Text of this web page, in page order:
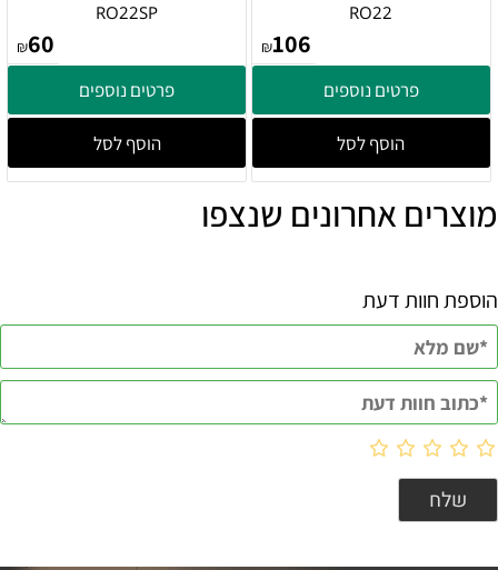
RO22
₪106
פרטים נוספים
הוסף לסל
RO22SP
₪60
פרטים נוספים
הוסף לסל
מוצרים אחרונים שנצפו
הוספת חוות דעת